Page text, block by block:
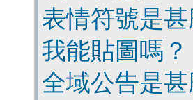
表情符號是甚
我能貼圖嗎？
全域公告是甚